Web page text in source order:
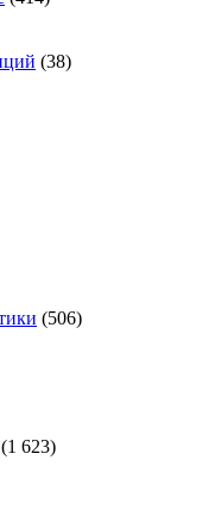
(38)
(506)
(1 623)